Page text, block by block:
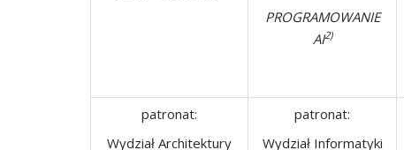
PROGRAMOWANIE
AI2)
patronat:
Wydział Architektury
patronat:
Wydział Informatyki